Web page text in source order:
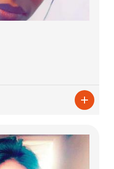
